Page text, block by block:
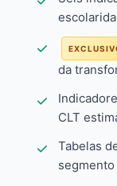
da
CLT
Tabelas
segmento